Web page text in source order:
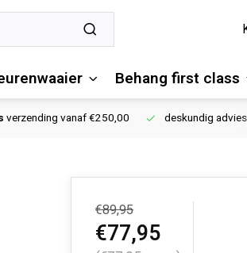
Behang first class
verzending vanaf €250,00 deskundig advies
€89,95
€77,95